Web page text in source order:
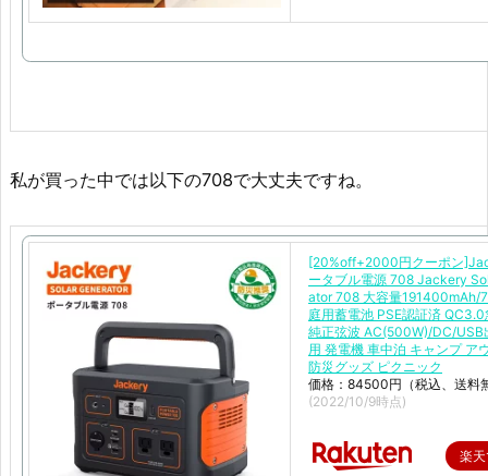
私が買った中では以下の708で大丈夫ですね。
[20%off+2000円クーポン
ータブル電源 708 Jackery
ator 708 大容量191400mAh/
庭用蓄電池 PSE認証済
純正弦波 AC(500W)/DC/USB
用 発電機 車中泊 キャンプ ア
防災グッズ ピクニック
価格：84500円（税込、送料
(2022/10/9時点)
楽